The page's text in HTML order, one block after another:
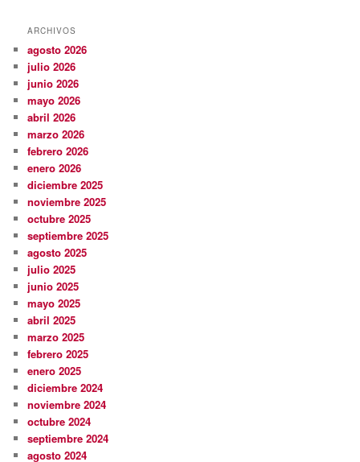
ARCHIVOS
agosto 2026
julio 2026
junio 2026
mayo 2026
abril 2026
marzo 2026
febrero 2026
enero 2026
diciembre 2025
noviembre 2025
octubre 2025
septiembre 2025
agosto 2025
julio 2025
junio 2025
mayo 2025
abril 2025
marzo 2025
febrero 2025
enero 2025
diciembre 2024
noviembre 2024
octubre 2024
septiembre 2024
agosto 2024